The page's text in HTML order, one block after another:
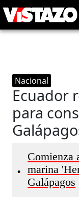
Nacional
Ecuador
para
•
Comienza
marina
Galápagos